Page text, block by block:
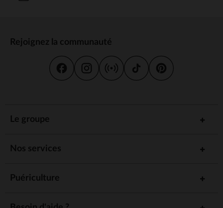
Rejoignez la communauté
Le groupe
Nos services
Puériculture